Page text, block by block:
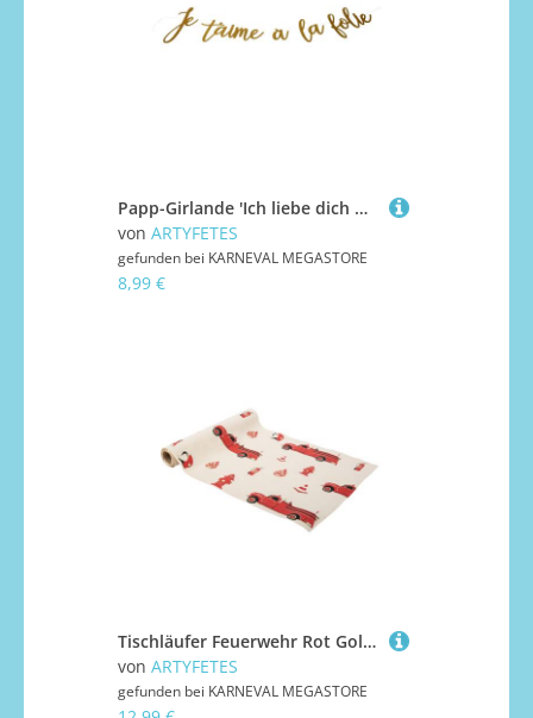
Papp-Girlande 'Ich liebe dich wahnsinnig' goldener Glitzer 1,40 m Valentinstag-Deko
von ARTYFETES
gefunden bei KARNEVAL MEGASTORE
8,99 €
Tischläufer Feuerwehr Rot Gold Suédine 28 cm x 3 m
von ARTYFETES
gefunden bei KARNEVAL MEGASTORE